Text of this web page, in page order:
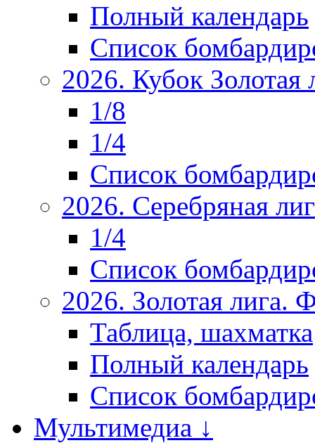
Полный календарь
Список
2026. Кубок Золотая
1/8
1/4
Список
2026. Серебряная
1/4
Список
2026. Золотая
Таблица, шахматка
Полный календарь
Список
Мультимедиа ↓